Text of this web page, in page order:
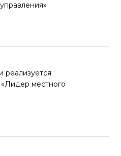
реализуется
местного